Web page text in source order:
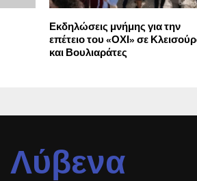
Εκδηλώσεις μνήμης για την
επέτειο του «ΟΧΙ» σε
και Βουλιαράτες
Λύβενα